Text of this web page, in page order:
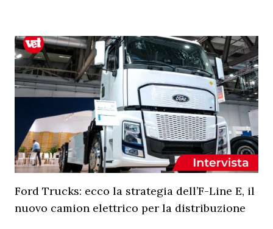
Ford Trucks: ecco la strategia dell’F-Line E, il
nuovo camion elettrico per la distribuzione